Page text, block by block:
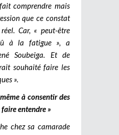
comprendre mais
que ce constat
Car, « peut-être
à la fatigue », a
Soubeiga. Et de
souhaité faire les
».
à consentir des
entendre »
chez sa camarade